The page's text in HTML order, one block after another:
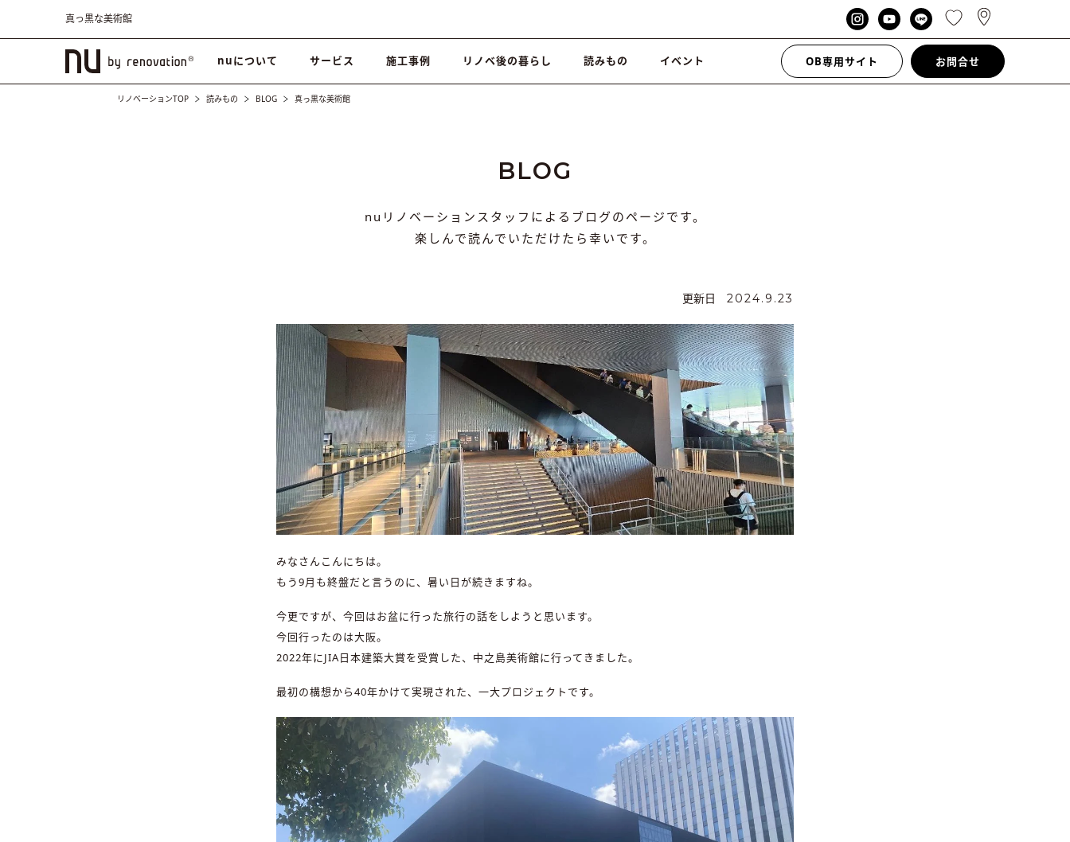
真っ黒な美術館
nuについて サービス 施工事例 リノベ後の暮らし 読みもの イベント OB専用サイト お問合せ
リノベーションTOP 読みもの BLOG 真っ黒な美術館
BLOG
nuリノベーションスタッフによるブログのページです。
楽しんで読んでいただけたら幸いです。
更新日 2024.9.23
みなさんこんにちは。
もう9月も終盤だと言うのに、暑い日が続きますね。
今更ですが、今回はお盆に行った旅行の話をしようと思います。
今回行ったのは大阪。
2022年にJIA日本建築大賞を受賞した、中之島美術館に行ってきました。
最初の構想から40年かけて実現された、一大プロジェクトです。